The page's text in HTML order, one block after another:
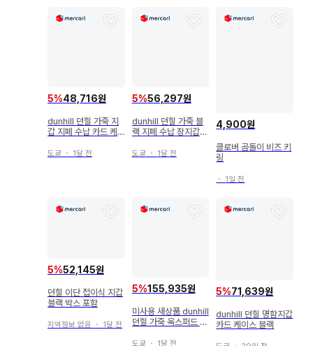
5%48,716원
dunhill 던힐 가죽 지
갑 지폐 수납 카드 케
도쿄 ・ 1달 전
5%56,297원
dunhill 던힐 가죽 블
랙 지폐 수납 장지갑
도쿄 ・ 1달 전
4,900원
클로버 곰돌이 비즈 키
링
・ 1일 전
5%52,145원
던힐 이단 접이식 지갑
블랙 박스 포함
지역정보 없음 ・ 1달 전
5%155,935원
미사용 새상품 dunhill
던힐 가죽 옥스퍼드 비
도쿄 ・ 1달 전
5%71,639원
dunhill 던힐 명함지갑
카드 케이스 블랙